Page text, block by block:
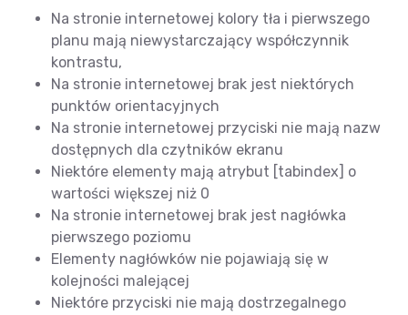
Na stronie internetowej kolory tła i pierwszego
planu mają niewystarczający współczynnik
kontrastu,
Na stronie internetowej brak jest niektórych
punktów orientacyjnych
Na stronie internetowej przyciski nie mają nazw
dostępnych dla czytników ekranu
Niektóre elementy mają atrybut [tabindex] o
wartości większej niż 0
Na stronie internetowej brak jest nagłówka
pierwszego poziomu
Elementy nagłówków nie pojawiają się w
kolejności malejącej
Niektóre przyciski nie mają dostrzegalnego